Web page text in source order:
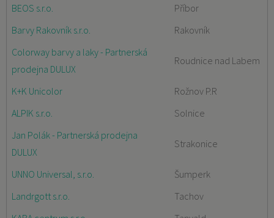
BEOS s.r.o.
Příbor
Barvy Rakovník s.r.o.
Rakovník
Colorway barvy a laky - Partnerská
prodejna DULUX
Roudnice nad Labem
K+K Unicolor
Rožnov P.R
ALPIK s.r.o.
Solnice
Jan Polák - Partnerská prodejna
DULUX
Strakonice
UNNO Universal, s.r.o.
Šumperk
Landrgott s.r.o.
Tachov